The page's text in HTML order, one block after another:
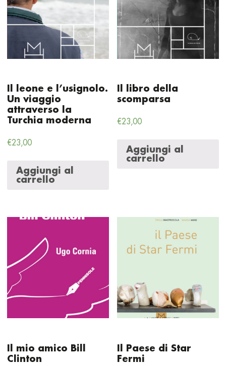
Il leone e l’usignolo.
Un viaggio
attraverso la
Turchia moderna
€23,00
Aggiungi al
carrello
Il libro della
scomparsa
€23,00
Aggiungi al
carrello
Il mio amico Bill
Clinton
Il Paese di Star
Fermi